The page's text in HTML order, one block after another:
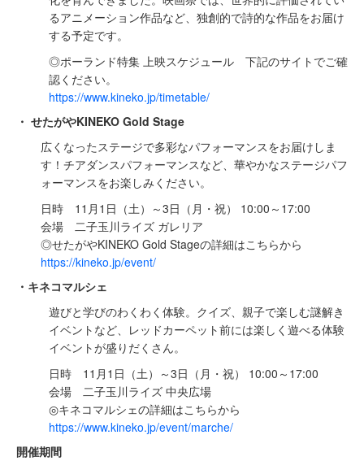
るアニメーション作品など、独創的で詩的な作品をお届け
する予定です。
◎ポーランド特集 上映スケジュール 下記のサイトでご確
認ください。
https://www.kineko.jp/timetable/
・ せたがやKINEKO Gold Stage
広くなったステージで多彩なパフォーマンスをお届けしま
す！チアダンスパフォーマンスなど、華やかなステージパフ
ォーマンスをお楽しみください。
日時 11月1日（土）～3日（月・祝） 10:00～17:00
会場 ⼆⼦⽟川ライズ ガレリア
◎せたがやKINEKO Gold Stageの詳細はこちらから
https://kineko.jp/event/
・キネコマルシェ
遊びと学びのわくわく体験。クイズ、親子で楽しむ謎解き
イベントなど、レッドカーペット前には楽しく遊べる体験
イベントが盛りだくさん。
日時 11月1日（土）～3日（月・祝） 10:00～17:00
会場 二子玉川ライズ 中央広場
◎キネコマルシェの詳細はこちらから
https://www.kineko.jp/event/marche/
開催期間